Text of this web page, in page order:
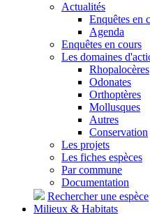
Actualités
Enquêtes en
Agenda
Enquêtes en cours
Les domaines
Rhopalocères
Odonates
Orthoptères
Mollusques
Autres
Conservation
Les projets
Les fiches espèces
Par commune
Documentation
Rechercher une espèce
Milieux & Habitats